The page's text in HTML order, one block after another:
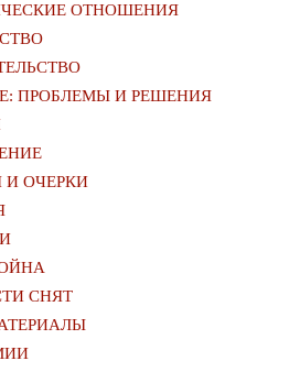
ОТНОШЕНИЯ
ПРОБЛЕМЫ И РЕШЕНИЯ
ОЧЕРКИ
СНЯТ